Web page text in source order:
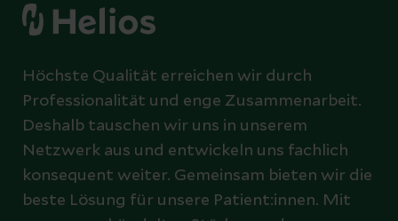
Höchste Qualität erreichen wir durch
Professionalität und enge Zusammenarbeit.
Deshalb tauschen wir uns in unserem
Netzwerk aus und entwickeln uns fachlich
konsequent weiter. Gemeinsam bieten wir die
beste Lösung für unsere Patient:innen. Mit